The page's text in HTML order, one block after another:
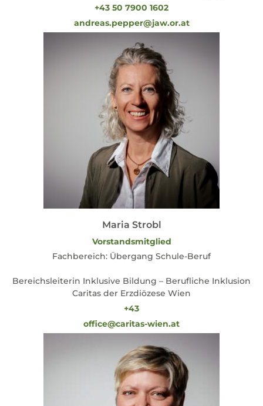
+43 50 7900 1602
andreas.pepper@jaw.or.at
Maria Strobl
Vorstandsmitglied
Fachbereich: Übergang Schule-Beruf
Bereichsleiterin Inklusive Bildung – Berufliche Inklusion
Caritas der Erzdiözese Wien
+43
office@caritas-wien.at